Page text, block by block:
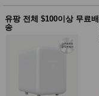
유아 이
용품
유팡 전체 $100이상 무료배
송